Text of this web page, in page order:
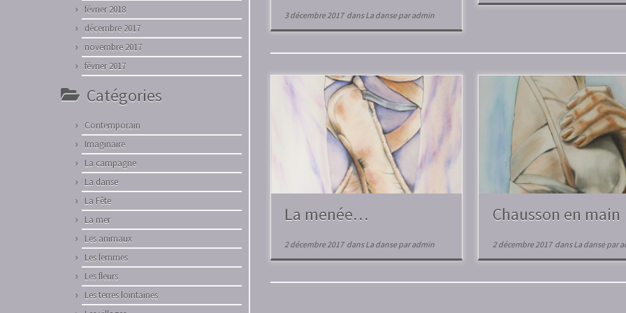
février 2018
décembre 2017
novembre 2017
février 2017
Catégories
Contemporain
Imaginaire
La campagne
La danse
La Fête
La mer
Les animaux
Les femmes
Les fleurs
Les terres lointaines
3 décembre 2017dansLa danseparadmin
La menée…
2 décembre 2017dansLa danseparadmin
Chausson en main
2 décembre 2017dansLa dansepar